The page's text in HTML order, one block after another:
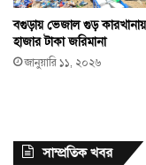
বগুড়ায় ভেজাল গুড়
হাজার টাকা জরিমানা
জানুয়ারি ১১, ২০২৬
সাম্প্রতিক খবর